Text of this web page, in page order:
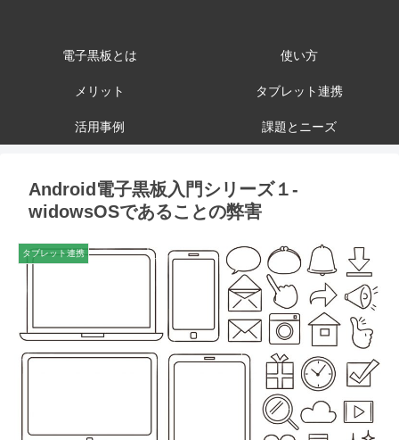
電子黒板とは 使い方
メリット タブレット連携
活用事例 課題とニーズ
Android電子黒板入門シリーズ１-
widowsOSであることの弊害
タブレット連携